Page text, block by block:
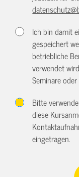
Ich bin damit
gespeichert
betriebliche
verwendet
Seminare
Bitte
diese
eingetragen.